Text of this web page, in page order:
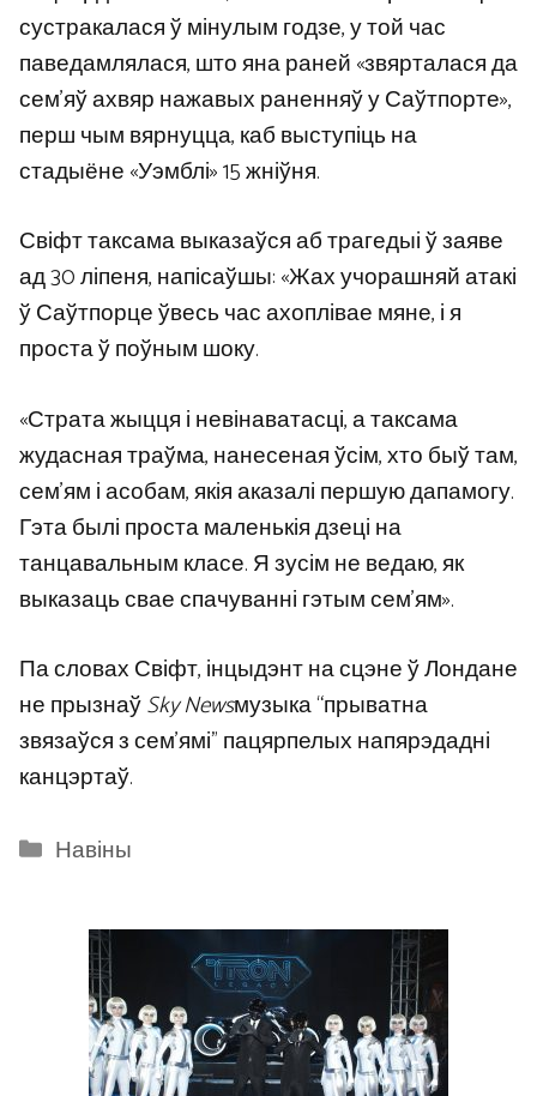
сустракалася ў мінулым годзе, у той час
паведамлялася, што яна раней «звярталася да
сем’яў ахвяр нажавых раненняў у Саўтпорте»,
перш чым вярнуцца, каб выступіць на
стадыёне «Уэмблі» 15 жніўня.
Свіфт таксама выказаўся аб трагедыі ў заяве
ад 30 ліпеня, напісаўшы: «Жах учорашняй атакі
ў Саўтпорце ўвесь час ахоплівае мяне, і я
проста ў поўным шоку.
«Страта жыцця і невінаватасці, а таксама
жудасная траўма, нанесеная ўсім, хто быў там,
сем’ям і асобам, якія аказалі першую дапамогу.
Гэта былі проста маленькія дзеці на
танцавальным класе. Я зусім не ведаю, як
выказаць свае спачуванні гэтым сем’ям».
Па словах Свіфт, інцыдэнт на сцэне ў Лондане
не прызнаўSky Newsмузыка “прыватна
звязаўся з сем’ямі” пацярпелых напярэдадні
канцэртаў.
Categories
Навіны